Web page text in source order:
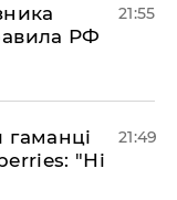
РФ
21:55
гаманці
"Ні
21:49